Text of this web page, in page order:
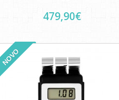
479,90€
NOVO